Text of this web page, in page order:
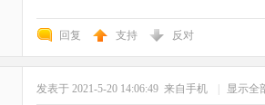
回复 支持 反对
发表于 2021-5-20 14:06:49 来自手机 显示全